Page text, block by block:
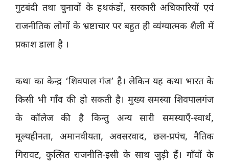
गुटबंदी तथा चुनावों के हथकंडों, सरकारी अधिकारियों एवं
राजनीतिक लोगों के भ्रष्टाचार पर बहुत ही व्यंग्यात्मक शैली में
प्रकाश डाला है ।
कथा का केन्द्र ‘शिवपाल गंज’ है। लेकिन यह कथा भारत के
किसी भी गाँव की हो सकती है। मुख्य समस्या शिवपालगंज
के कॉलेज की है किन्तु अन्य सारी समस्याएँ-स्वार्थ,
मूल्यहीनता, अमानवीयता, अवसरवाद, छल-प्रपंच, नैतिक
गिरावट, कुत्सित राजनीति-इसी के साथ जुड़ी हैं। गाँवों के